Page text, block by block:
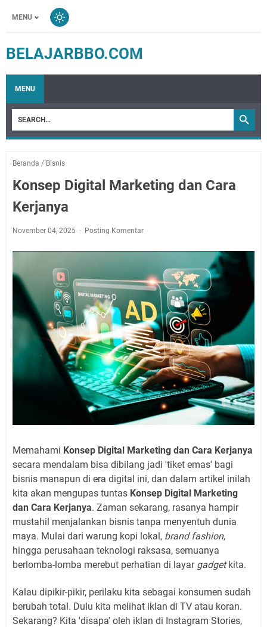
MENU
BELAJARBBO.COM
MENU
Beranda / Bisnis
Konsep Digital Marketing dan Cara
Kerjanya
November 04, 2025 Posting Komentar
Memahami Konsep Digital Marketing dan Cara Kerjanya
secara mendalam bisa dibilang jadi 'tiket emas' bagi
bisnis manapun di era digital ini, dan dalam artikel inilah
kita akan mengupas tuntas Konsep Digital Marketing
dan Cara Kerjanya. Zaman sekarang, rasanya hampir
mustahil menjalankan bisnis tanpa menyentuh dunia
maya. Mulai dari warung kopi lokal, brand fashion,
hingga perusahaan teknologi raksasa, semuanya
berlomba-lomba merebut perhatian di layar gadgetkita.
Kalau dipikir-pikir, perilaku kita sebagai konsumen sudah
berubah total. Dulu kita melihat iklan di TV atau koran.
Sekarang? Kita 'disapa' oleh iklan di Instagram Stories,